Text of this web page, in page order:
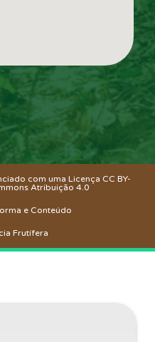
com uma Licença CC BY-
Atribuição 4.0
e Conteúdo
Frutífera